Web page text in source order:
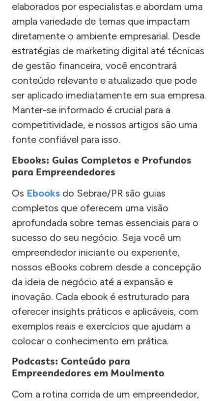
elaborados por especialistas e abordam uma
ampla variedade de temas que impactam
diretamente o ambiente empresarial. Desde
estratégias de marketing digital até técnicas
de gestão financeira, você encontrará
conteúdo relevante e atualizado que pode
ser aplicado imediatamente em sua empresa.
Manter-se informado é crucial para a
competitividade, e nossos artigos são uma
fonte confiável para isso.
Ebooks: Guias Completos e Profundos
para Empreendedores
Os Ebooks do Sebrae/PR são guias
completos que oferecem uma visão
aprofundada sobre temas essenciais para o
sucesso do seu negócio. Seja você um
empreendedor iniciante ou experiente,
nossos eBooks cobrem desde a concepção
da ideia de negócio até a expansão e
inovação. Cada ebook é estruturado para
oferecer insights práticos e aplicáveis, com
exemplos reais e exercícios que ajudam a
colocar o conhecimento em prática.
Podcasts: Conteúdo para
Empreendedores em Movimento
Com a rotina corrida de um empreendedor,